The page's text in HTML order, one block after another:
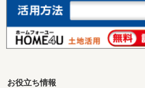
お役立ち情報